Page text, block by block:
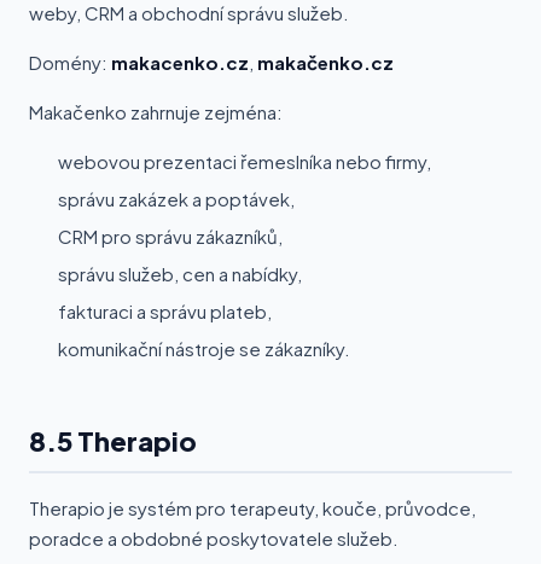
weby, CRM a obchodní správu služeb.
Domény: makacenko.cz makačenko.cz
Makačenko zahrnuje zejména:
webovou prezentaci řemeslníka nebo firmy,
správu zakázek a poptávek,
CRM pro správu zákazníků,
správu služeb, cen a nabídky,
fakturaci a správu plateb,
komunikační nástroje se zákazníky.
8.5 Therapio
Therapio je systém pro terapeuty, kouče, průvodce,
poradce a obdobné poskytovatele služeb.